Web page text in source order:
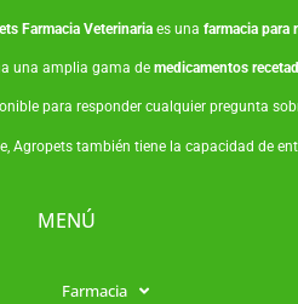
Farmacia Veterinariaes una farmacia para
una amplia gama de medicamentos
para responder cualquier pregunta
Agropets también tiene la capacidad de
MENÚ
Farmacia